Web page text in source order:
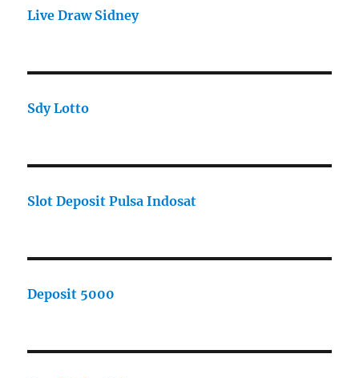
Live Draw Sidney
Sdy Lotto
Slot Deposit Pulsa Indosat
Deposit 5000